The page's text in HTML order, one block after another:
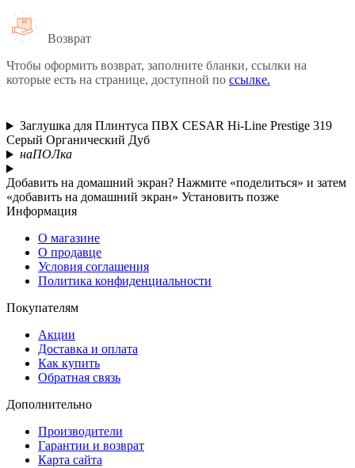
Возврат
Чтобы оформить возврат, заполните бланки, ссылки на
которые есть на странице, доступной по ссылке.
Заглушка для Плинтуса ПВХ CESAR Hi-Line Prestige 319
Серый Органический Дуб
наПОЛка
Добавить на домашний экран? Нажмите «поделиться» и затем
«добавить на домашний экран» Установить позже
Информация
О магазине
О продавце
Условия соглашения
Политика конфиденциальности
Покупателям
Акции
Доставка и оплата
Как купить
Обратная связь
Дополнительно
Производители
Гарантии и возврат
Карта сайта